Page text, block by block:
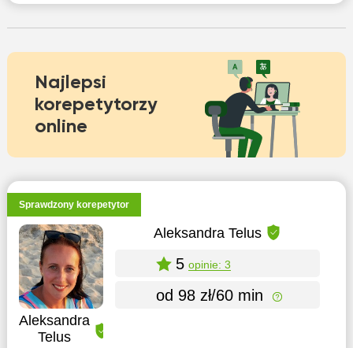
Najlepsi
korepetytorzy
online
Sprawdzony korepetytor
Aleksandra
Telus
Aleksandra Telus
5 opinie: 3
od 98 zł/60 min